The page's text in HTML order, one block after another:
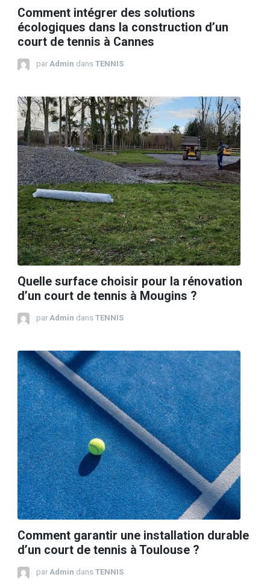
Comment intégrer des solutions
écologiques dans la construction d’un
court de tennis à Cannes
par Admin dans TENNIS
Quelle surface choisir pour la rénovation
d’un court de tennis à Mougins ?
par Admin dans TENNIS
Comment garantir une installation durable
d’un court de tennis à Toulouse ?
par Admin dans TENNIS